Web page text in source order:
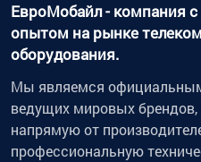
ЕвроМобайл - компания
опытом на рынке
оборудования.
Мы являемся
ведущих мировых
напрямую от
профессиональную